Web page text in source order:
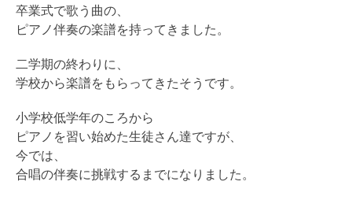
卒業式で歌う曲の、
ピアノ伴奏の楽譜を持ってきました。
二学期の終わりに、
学校から楽譜をもらってきたそうです。
小学校低学年のころから
ピアノを習い始めた生徒さん達ですが、
今では、
合唱の伴奏に挑戦するまでになりました。